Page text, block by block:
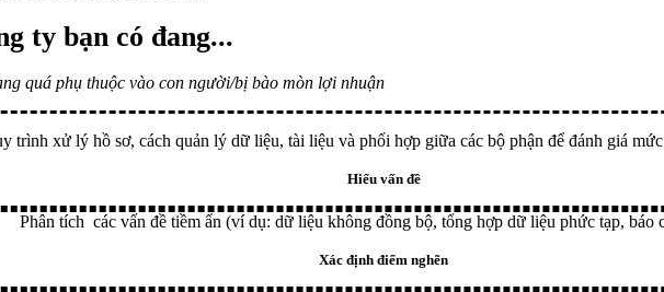
ty bạn có đang...
quá phụ thuộc vào con người/bị bào mòn lợi nhuận
trình xử lý hồ sơ, cách quản lý dữ liệu, tài liệu và phối hợp giữa các bộ phận để đánh giá
Hiểu vấn đề
Phân tích các vấn đề tiềm ẩn (ví dụ: dữ liệu không đồng bộ, tổng hợp dữ liệu phức tạp, báo
Xác định điểm nghẽn